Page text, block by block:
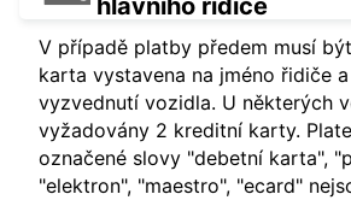
hlavního řidiče
V případě platby předem musí
karta vystavena na jméno řidiče
vyzvednutí vozidla. U některých
vyžadovány 2 kreditní karty.
označené slovy "debetní karta",
"elektron", "maestro", "ecard"